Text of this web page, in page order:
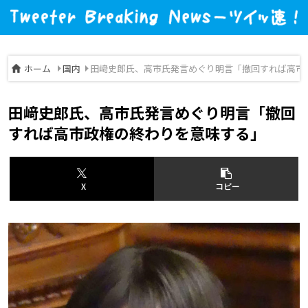
ホーム 国内 田﨑史郎氏、高市氏発言めぐり明言「撤回すれば高
田﨑史郎氏、高市氏発言めぐり明言「撤回
すれば高市政権の終わりを意味する」
X コピー